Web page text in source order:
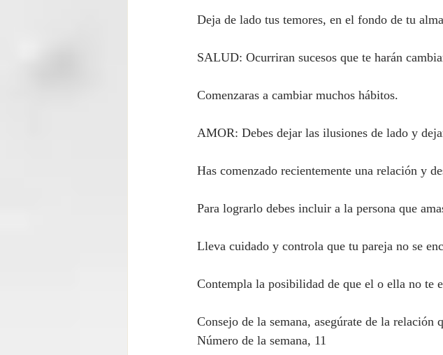
Deja de lado tus temores, en el fondo de tu
SALUD: Ocurriran sucesos que te harán
Comenzaras a cambiar muchos hábitos.
AMOR: Debes dejar las ilusiones de lado y
Has comenzado recientemente una relación y
Para lograrlo debes incluir a la persona que
Lleva cuidado y controla que tu pareja no se
Contempla la posibilidad de que el o ella no te
Consejo de la semana, asegúrate de la relación
Número de la semana, 11